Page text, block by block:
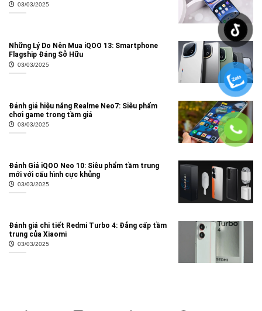
03/03/2025
Những Lý Do Nên Mua iQOO 13: Smartphone
Flagship Đáng Sở Hữu
03/03/2025
Đánh giá hiệu năng Realme Neo7: Siêu phẩm
chơi game trong tầm giá
03/03/2025
Đánh Giá iQOO Neo 10: Siêu phẩm tầm trung
mới với cấu hình cực khủng
03/03/2025
Đánh giá chi tiết Redmi Turbo 4: Đẳng cấp tầm
trung của Xiaomi
03/03/2025